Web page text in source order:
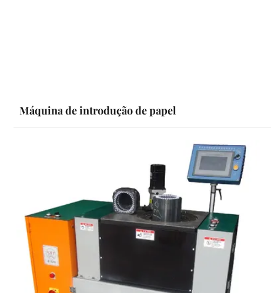
Máquina de introdução de papel